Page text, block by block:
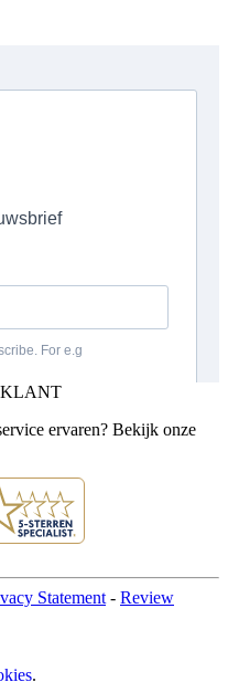
KLANT
ervaren? Bekijk onze
Statement - Review
.